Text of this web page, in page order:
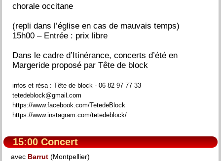
chorale occitane
(repli dans l’église en cas de mauvais temps)
15h00 – Entrée : prix libre
Dans le cadre d’Itinérance, concerts d’été en
Margeride proposé par Tête de block
infos et résa : Tête de block - 06 82 97 77 33
tetedeblock@gmail.com
https://www.facebook.com/TetedeBlock
https://www.instagram.com/tetedeblock/
15:00 Concert
avec Barrut (Montpellier)